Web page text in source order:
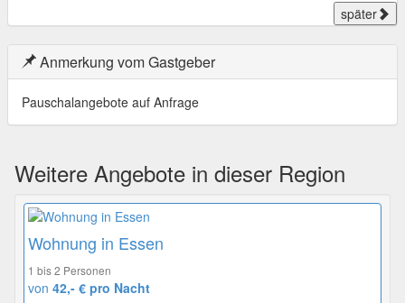
später
Anmerkung vom Gastgeber
Pauschalangebote auf Anfrage
Weitere Angebote in dieser Region
Wohnung in Essen
1 bis 2 Personen
von 42,- € pro Nacht